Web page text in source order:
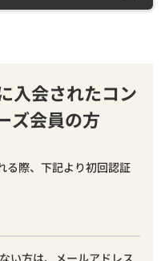
入会されたコン
ズ会員の方
る際、下記より初回認証
い方は、メールアドレス